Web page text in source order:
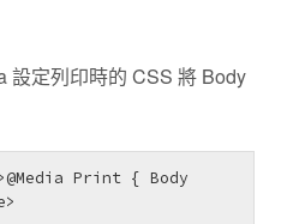
設定列印時的 CSS 將 Body
Print { Body